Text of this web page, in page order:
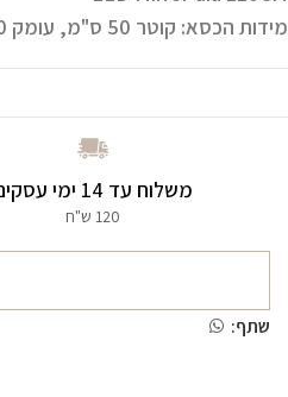
מידות הכסא: קוטר 50 ס"מ, עומק 50 ס"מ, גובה מושב 45 ס"מ, גובה כולל 71 ס"מ
משלוח עד 14 ימי עסקים
120 ש"ח
שתף: